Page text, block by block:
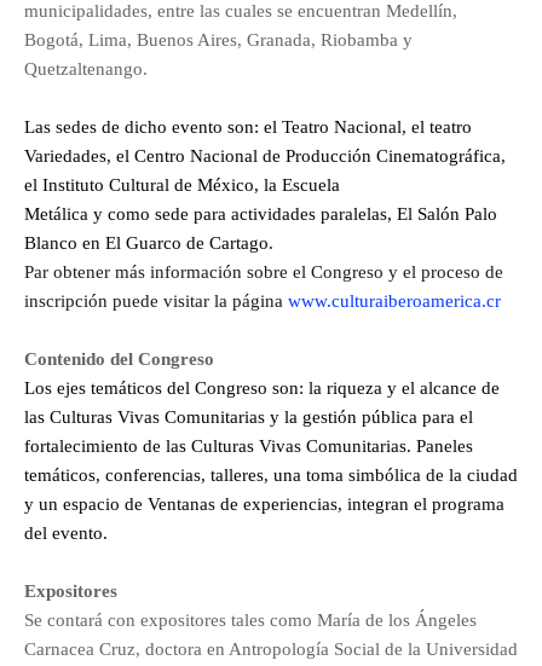
municipalidades, entre las cuales se encuentran Medellín,
Bogotá, Lima, Buenos Aires, Granada, Riobamba y
Quetzaltenango.
Las sedes de dicho evento son: el Teatro Nacional, el teatro
Variedades, el Centro Nacional de Producción Cinematográfica,
el Instituto Cultural de México, la Escuela
Metálica y como sede para actividades paralelas, El Salón Palo
Blanco en El Guarco de Cartago.
Par obtener más información sobre el Congreso y el proceso de
inscripción puede visitar la página www.culturaiberoamerica.cr
Contenido del Congreso
Los ejes temáticos del Congreso son: la riqueza y el alcance de
las Culturas Vivas Comunitarias y la gestión pública para el
fortalecimiento de las Culturas Vivas Comunitarias. Paneles
temáticos, conferencias, talleres, una toma simbólica de la ciudad
y un espacio de Ventanas de experiencias, integran el programa
del evento.
Expositores
Se contará con expositores tales como María de los Ángeles
Carnacea Cruz, doctora en Antropología Social de la Universidad